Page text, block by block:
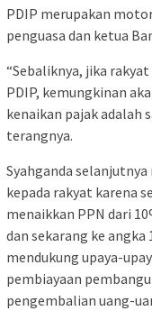
PDIP merupakan
penguasa dan ketua
“Sebaliknya, jika
PDIP, kemungkinan
kenaikan pajak adalah
terangnya.
Syahganda
kepada rakyat karena
menaikkan PPN dari
dan sekarang ke angka
mendukung upaya-
pembiayaan
pengembalian uang-